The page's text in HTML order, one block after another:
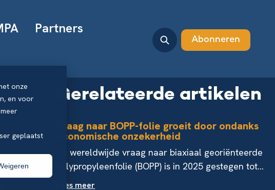
onze
en voor
geplaatst
Partners
Abonneren
Gerelateerde artikelen
Vraag naar BOPP-folie groeit door ondanks
economische onzekerheid
De wereldwijde vraag naar biaxiaal georiënteerde
polypropyleenfolie (BOPP) is in 2025 gestegen tot...
Lees meer